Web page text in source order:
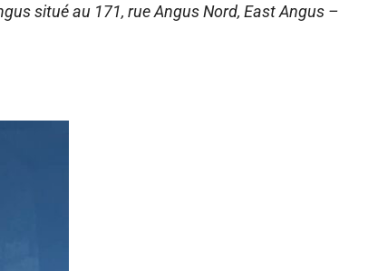
situé au 171, rue Angus Nord, East Angus –